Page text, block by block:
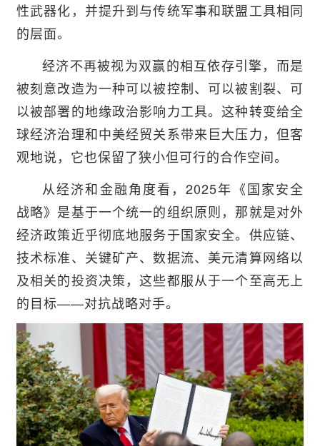
性武器化，并提升到与传统军事和联盟工具相同
的层面。
经济不再被视为双赢的相互依存引擎，而是
被刻意改造为一种可以被控制、可以被割裂、可
以被部署的地缘政治影响力工具。这种转变给全
球经济治理和中美经贸关系带来巨大压力，但客
观地说，它也保留了狭小但可行的合作空间。
从经济和金融角度看，2025年《国家安全
战略》是基于一个统一的组织原则，那就是对外
经济政策近乎彻底地服务于国家安全。供应链、
技术标准、关键矿产、数据流、美元清算网络以
及相关的投资决策，这些都服从于一个至高无上
的目标——对抗战略对手。